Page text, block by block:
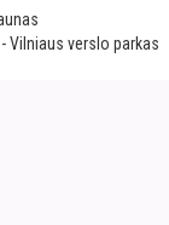
Vilniaus verslo parkas